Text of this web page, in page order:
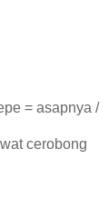
= asapnya /
cerobong